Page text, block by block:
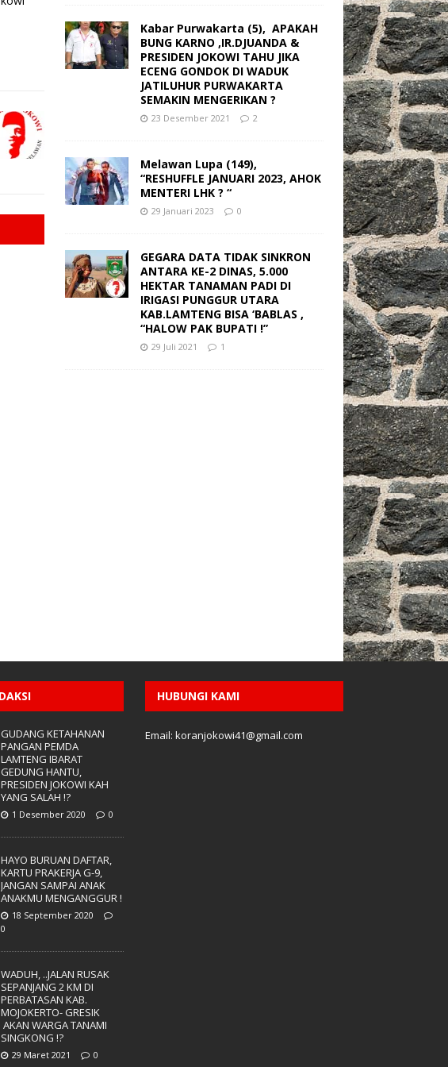
Kabar Purwakarta (5), APAKAH
BUNG KARNO ,IR.DJUANDA &
PRESIDEN JOKOWI TAHU JIKA
ECENG GONDOK DI WADUK
JATILUHUR PURWAKARTA
SEMAKIN MENGERIKAN ?
23 Desember 2021 2
Melawan Lupa (149),
“RESHUFFLE JANUARI 2023, AHOK
MENTERI LHK ? “
29 Januari 2023 0
GEGARA DATA TIDAK SINKRON
ANTARA KE-2 DINAS, 5.000
HEKTAR TANAMAN PADI DI
IRIGASI PUNGGUR UTARA
KAB.LAMTENG BISA ‘BABLAS ,
“HALOW PAK BUPATI !”
29 Juli 2021 1
GUDANG KETAHANAN
PANGAN PEMDA
LAMTENG IBARAT
GEDUNG HANTU,
PRESIDEN JOKOWI KAH
YANG SALAH !?
1 Desember 2020 0
HAYO BURUAN DAFTAR,
KARTU PRAKERJA G-9,
JANGAN SAMPAI ANAK
ANAKMU MENGANGGUR !
18 September 2020
0
WADUH, ..JALAN RUSAK
SEPANJANG 2 KM DI
PERBATASAN KAB.
MOJOKERTO- GRESIK
AKAN WARGA TANAMI
SINGKONG !?
29 Maret 2021 0
HUBUNGI KAMI
Email: koranjokowi41@gmail.com